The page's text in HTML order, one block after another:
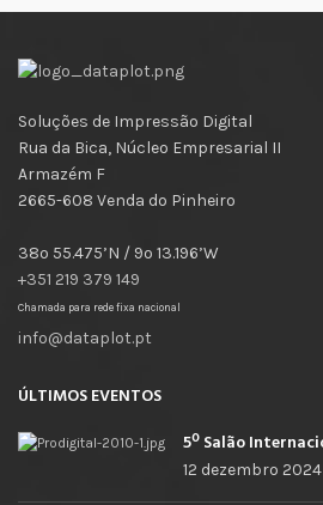
Soluções de Impressão Digital
Rua da Bica, Núcleo Empresarial II
Armazém F
2665-608 Venda do Pinheiro
38º 55.475’N / 9º 13.196’W
+351 219 379 149
Chamada para rede fixa nacional
info@dataplot.pt
ÚLTIMOS EVENTOS
12 dezembro 2024